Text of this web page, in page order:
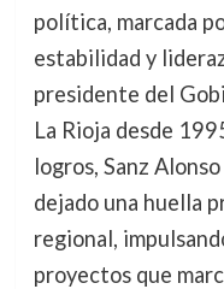
política, marcada
estabilidad y
presidente del
La Rioja desde
logros, Sanz Alonso
dejado una huella
regional,
proyectos que